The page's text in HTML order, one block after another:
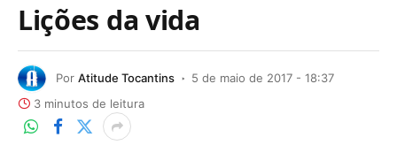
Lições da vida
Por Atitude Tocantins
5 de maio de 2017 - 18:37
3 minutos de leitura